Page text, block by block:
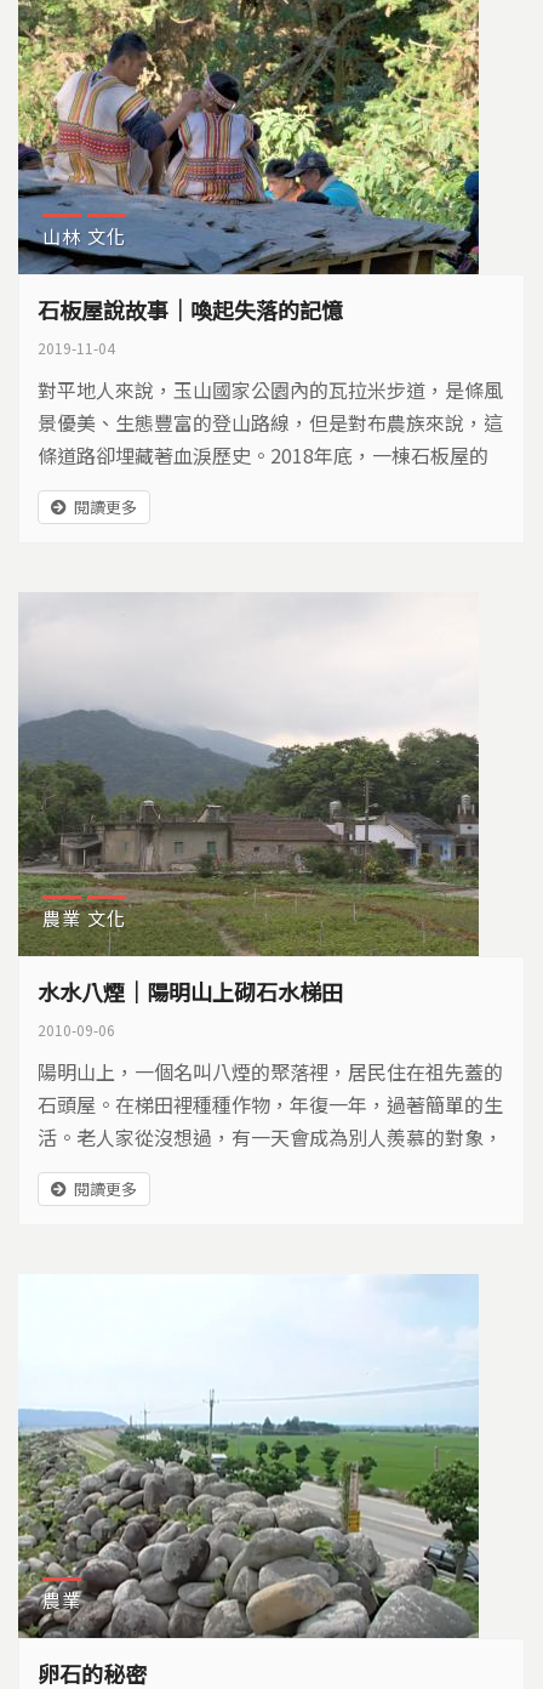
山林 文化
石板屋說故事｜喚起失落的記憶
2019-11-04
對平地人來說，玉山國家公園內的瓦拉米步道，是條風
景優美、生態豐富的登山路線，但是對布農族來說，這
條道路卻埋藏著血淚歷史。2018年底，一棟石板屋的
修復，讓失落的記憶重新被喚起。
閱讀更多
農業 文化
水水八煙｜陽明山上砌石水梯田
2010-09-06
陽明山上，一個名叫八煙的聚落裡，居民住在祖先蓋的
石頭屋。在梯田裡種種作物，年復一年，過著簡單的生
活。老人家從沒想過，有一天會成為別人羨慕的對象，
從都市來的人說，他們的家是桃花源…
閱讀更多
農業
卵石的秘密